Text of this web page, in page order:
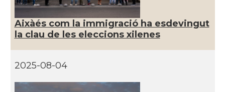
Aixàés com la immigració ha esdevingut
la clau de les eleccions xilenes
2025-08-04